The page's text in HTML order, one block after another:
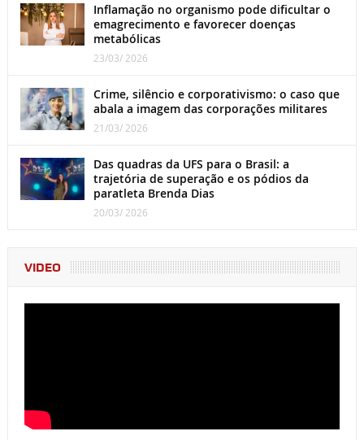
Inflamação no organismo pode dificultar o
emagrecimento e favorecer doenças
metabólicas
23/03/ 2026
Crime, silêncio e corporativismo: o caso que
abala a imagem das corporações militares
21/03/ 2026
Das quadras da UFS para o Brasil: a
trajetória de superação e os pódios da
paratleta Brenda Dias
20/03/ 2026
VIDEO